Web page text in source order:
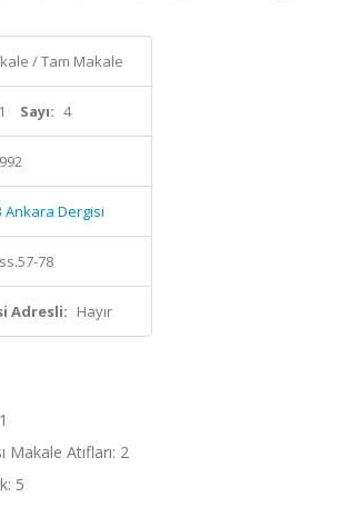
/ Tam Makale
1 Sayı: 4
Ankara Dergisi
ss.57-78
Adresli: Hayır
Makale Atıfları: 2
5